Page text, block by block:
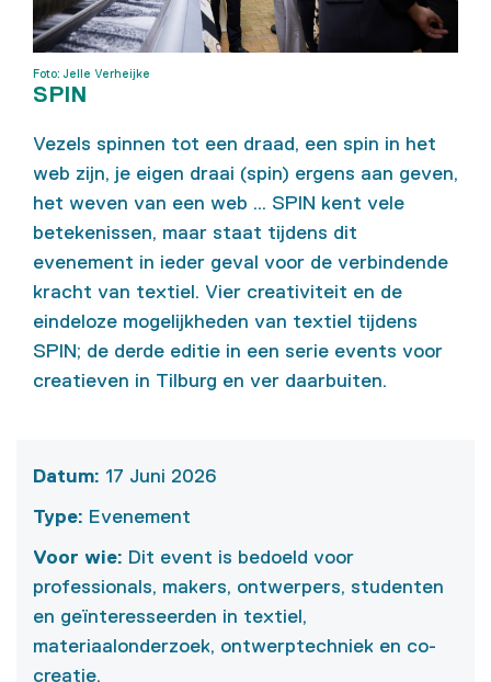
Foto: Jelle Verheijke
SPIN
Vezels spinnen tot een draad, een spin in het
web zijn, je eigen draai (spin) ergens aan geven,
het weven van een web ... SPIN kent vele
betekenissen, maar staat tijdens dit
evenement in ieder geval voor de verbindende
kracht van textiel. Vier creativiteit en de
eindeloze mogelijkheden van textiel tijdens
SPIN; de derde editie in een serie events voor
creatieven in Tilburg en ver daarbuiten.
Datum: 17 Juni 2026
type: Evenement
voor wie: Dit event is bedoeld voor
professionals, makers, ontwerpers, studenten
en geïnteresseerden in textiel,
materiaalonderzoek, ontwerptechniek en co-
creatie.